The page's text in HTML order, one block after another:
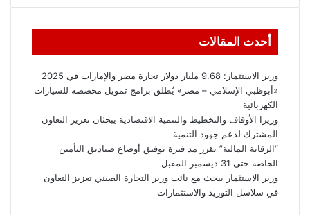
أحدث المقالات
وزير الاستثمار: 9.68 مليار دولار تجارة مصر والإمارات في 2025
«أبوظبي الإسلامي – مصر» يُطلق برامج تمويل مخصصة للسيارات
الكهربائية
وزيرا الأوقاف والتخطيط والتنمية الاقتصادية يبحثان تعزيز التعاون
المشترك لدعم جهود التنمية
“الرقابة المالية” تقرر مد فترة توفيق أوضاع صناديق التأمين
الخاصة حتى 31 ديسمبر المقبل
وزير الاستثمار يبحث مع نائب وزير التجارة الصيني تعزيز التعاون
في سلاسل التوريد والاستثمارات